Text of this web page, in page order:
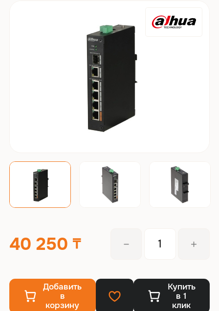
40 250
Добавить
в
корзину
Купить
в 1
клик